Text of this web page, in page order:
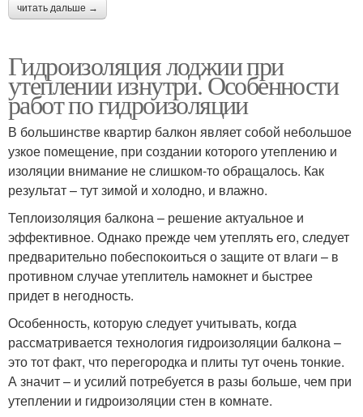
читать дальше →
Гидроизоляция лоджии при
утеплении изнутри. Особенности
работ по гидроизоляции
В большинстве квартир балкон являет собой небольшое
узкое помещение, при создании которого утеплению и
изоляции внимание не слишком-то обращалось. Как
результат – тут зимой и холодно, и влажно.
Теплоизоляция балкона – решение актуальное и
эффективное. Однако прежде чем утеплять его, следует
предварительно побеспокоиться о защите от влаги – в
противном случае утеплитель намокнет и быстрее
придет в негодность.
Особенность, которую следует учитывать, когда
рассматривается технология гидроизоляции балкона –
это тот факт, что перегородка и плиты тут очень тонкие.
А значит – и усилий потребуется в разы больше, чем при
утеплении и гидроизоляции стен в комнате.